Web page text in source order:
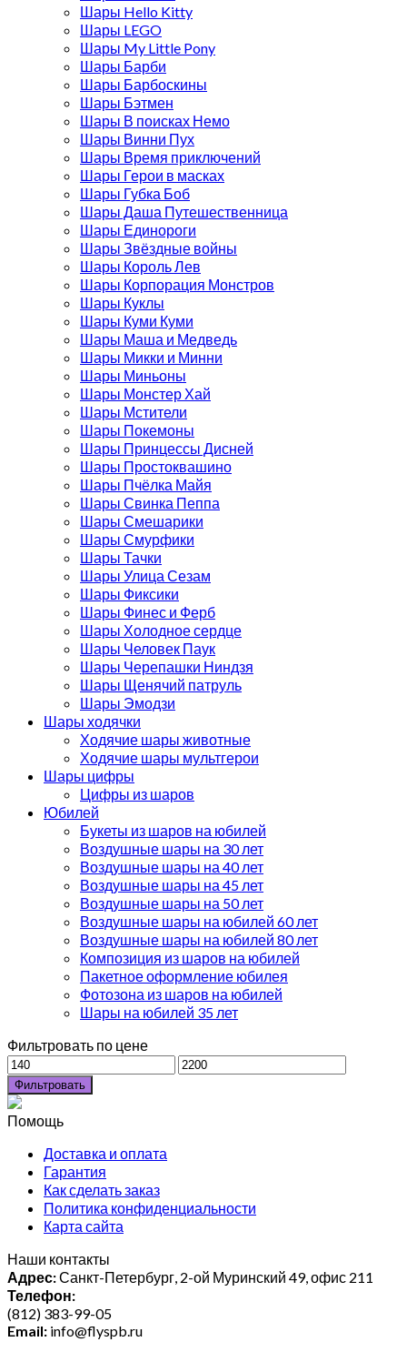
Шары Hello Kitty
Шары LEGO
Шары My Little Pony
Шары Барби
Шары Барбоскины
Шары Бэтмен
Шары В поисках Немо
Шары Винни Пух
Шары Время приключений
Шары Герои в масках
Шары Губка Боб
Шары Даша Путешественница
Шары Единороги
Шары Звёздные войны
Шары Король Лев
Шары Корпорация Монстров
Шары Куклы
Шары Куми Куми
Шары Маша и Медведь
Шары Микки и Минни
Шары Миньоны
Шары Монстер Хай
Шары Мстители
Шары Покемоны
Шары Принцессы Дисней
Шары Простоквашино
Шары Пчёлка Майя
Шары Свинка Пеппа
Шары Смешарики
Шары Смурфики
Шары Тачки
Шары Улица Сезам
Шары Фиксики
Шары Финес и Ферб
Шары Холодное сердце
Шары Человек Паук
Шары Черепашки Ниндзя
Шары Щенячий патруль
Шары Эмодзи
Шары ходячки
Ходячие шары животные
Ходячие шары мультгерои
Шары цифры
Цифры из шаров
Юбилей
Букеты из шаров на юбилей
Воздушные шары на 30 лет
Воздушные шары на 40 лет
Воздушные шары на 45 лет
Воздушные шары на 50 лет
Воздушные шары на юбилей 60 лет
Воздушные шары на юбилей 80 лет
Композиция из шаров на юбилей
Пакетное оформление юбилея
Фотозона из шаров на юбилей
Шары на юбилей 35 лет
Фильтровать по цене
Фильтровать
Помощь
Доставка и оплата
Гарантия
Как сделать заказ
Политика конфиденциальности
Карта сайта
Наши контакты
Адрес:Санкт-Петербург, 2-ой Муринский 49, офис 211
Телефон:
(812) 383-99-05
Email: info@flyspb.ru